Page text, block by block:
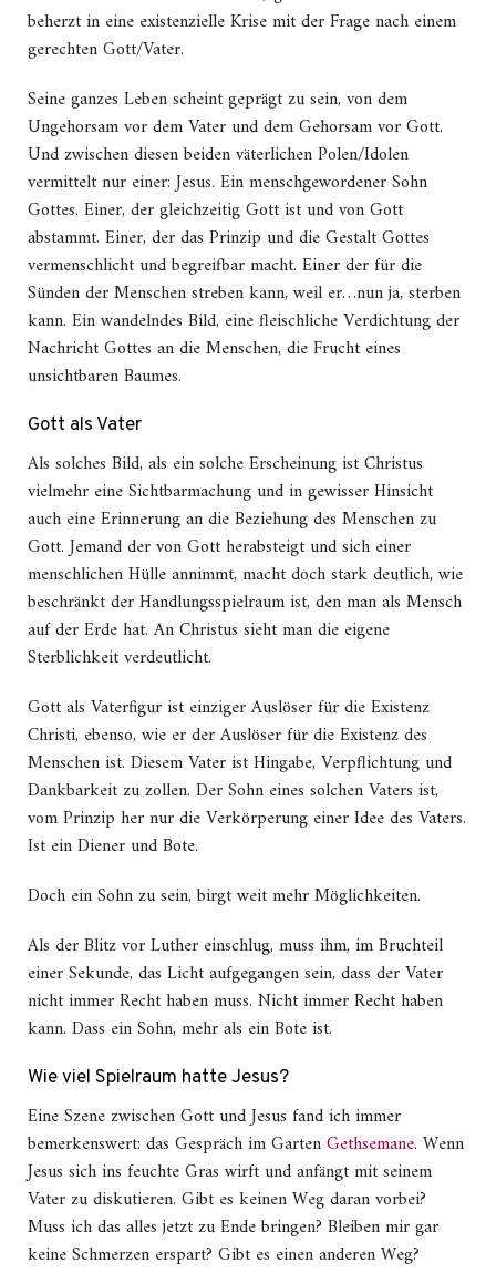
beherzt in eine existenzielle Krise mit der Frage nach einem
gerechten Gott/Vater.
Seine ganzes Leben scheint geprägt zu sein, von dem
Ungehorsam vor dem Vater und dem Gehorsam vor Gott.
Und zwischen diesen beiden väterlichen Polen/Idolen
vermittelt nur einer: Jesus. Ein menschgewordener Sohn
Gottes. Einer, der gleichzeitig Gott ist und von Gott
abstammt. Einer, der das Prinzip und die Gestalt Gottes
vermenschlicht und begreifbar macht. Einer der für die
Sünden der Menschen streben kann, weil er…nun ja, sterben
kann. Ein wandelndes Bild, eine fleischliche Verdichtung der
Nachricht Gottes an die Menschen, die Frucht eines
unsichtbaren Baumes.
Gott als Vater
Als solches Bild, als ein solche Erscheinung ist Christus
vielmehr eine Sichtbarmachung und in gewisser Hinsicht
auch eine Erinnerung an die Beziehung des Menschen zu
Gott.Jemand der von Gott herabsteigt und sich einer
menschlichen Hülle annimmt, macht doch stark deutlich, wie
beschränkt der Handlungsspielraum ist, den man als Mensch
auf der Erde hat. An Christus sieht man die eigene
Sterblichkeit verdeutlicht.
Gott als Vaterfigur ist einziger Auslöser für die Existenz
Christi, ebenso, wie er der Auslöser für die Existenz des
Menschen ist. Diesem Vater ist Hingabe, Verpflichtung und
Dankbarkeit zu zollen. Der Sohn eines solchen Vaters ist,
vom Prinzip her nur die Verkörperung einer Idee des Vaters.
Ist ein Diener und Bote.
Doch ein Sohn zu sein, birgt weit mehr Möglichkeiten.
Als der Blitz vor Luther einschlug, muss ihm, im Bruchteil
einer Sekunde, das Licht aufgegangen sein, dass der Vater
nicht immer Recht haben muss. Nicht immer Recht haben
kann. Dass ein Sohn, mehr als ein Bote ist.
Wie viel Spielraum hatte Jesus?
Eine Szene zwischen Gott und Jesus fand ich immer
bemerkenswert: das Gespräch im GartenGethsemane. Wenn
Jesus sich ins feuchte Gras wirft und anfängt mit seinem
Vater zu diskutieren. Gibt es keinen Weg daran vorbei?
Muss ich das alles jetzt zu Ende bringen? Bleiben mir gar
keine Schmerzen erspart? Gibt es einen anderen Weg?